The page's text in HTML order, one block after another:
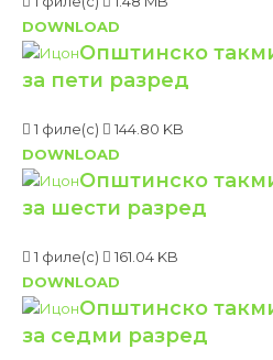
Републичко
Коначна ранг-листа
1 филе(с) 76.00 KB
Највише Преузимано
Тестови и
такмичења.
1 филе(с)
DOWNLOAD